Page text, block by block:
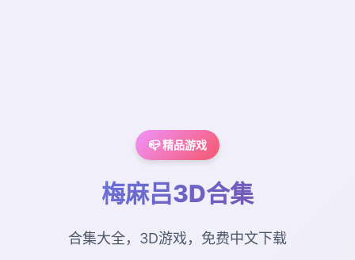
📪 精品游戏
梅麻吕3D合集
合集大全，3D游戏，免费中文下载